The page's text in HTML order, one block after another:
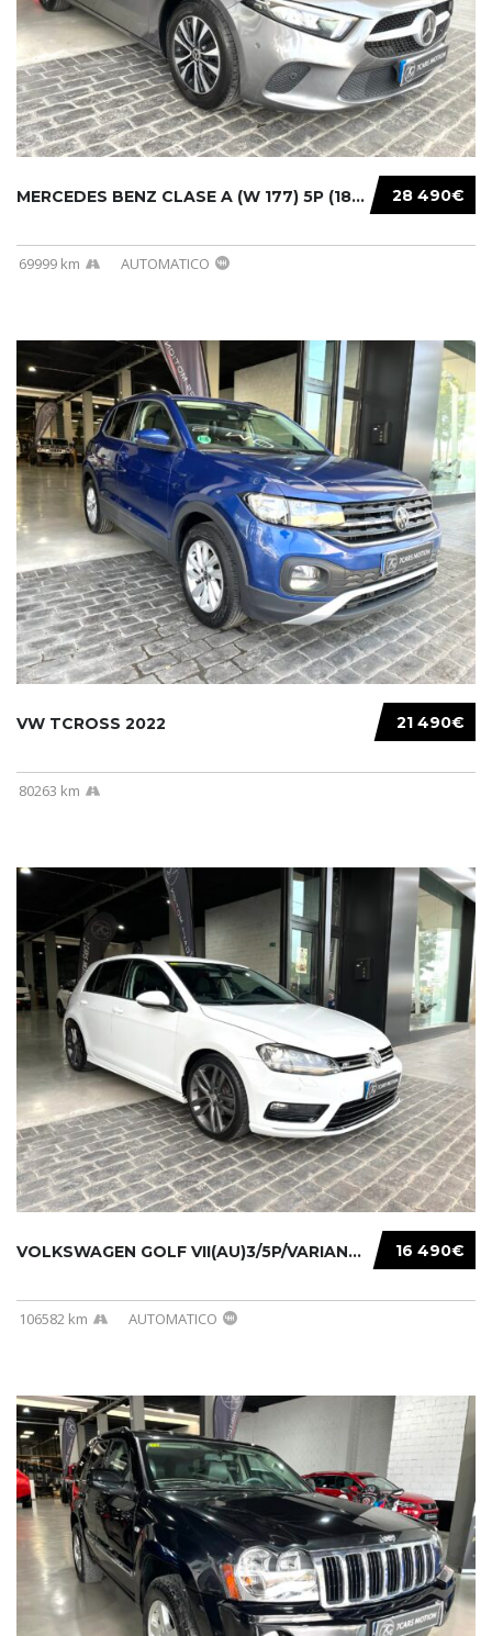
28 490€
MERCEDES BENZ CLASE A (W 177) 5P (18-) 2020....
69999 km AUTOMATICO
21 490€
VW TCROSS 2022
80263 km
16 490€
VOLKSWAGEN GOLF VII(AU)3/5P/VARIANT(12-16 20...
106582 km AUTOMATICO